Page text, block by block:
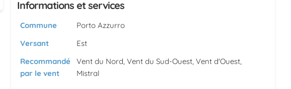
Informations et services
Commune
Porto Azzurro
Versant
Est
Recommandé
par le vent
Vent du Nord, Vent du Sud-Ouest, Vent d'Ouest,
Mistral